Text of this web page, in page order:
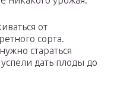
от
сорта.
стараться
дать плоды до